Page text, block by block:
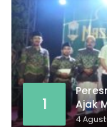
1
Ajak
4